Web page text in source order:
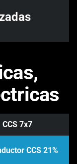
7x7
CCS 21%